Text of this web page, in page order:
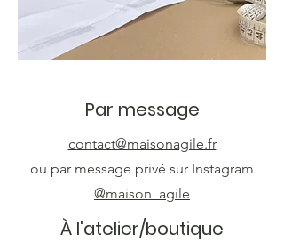
Par message
contact@maisonagile.fr
ou par message privé sur Instagram
@maison_agile
À l'atelier/boutique